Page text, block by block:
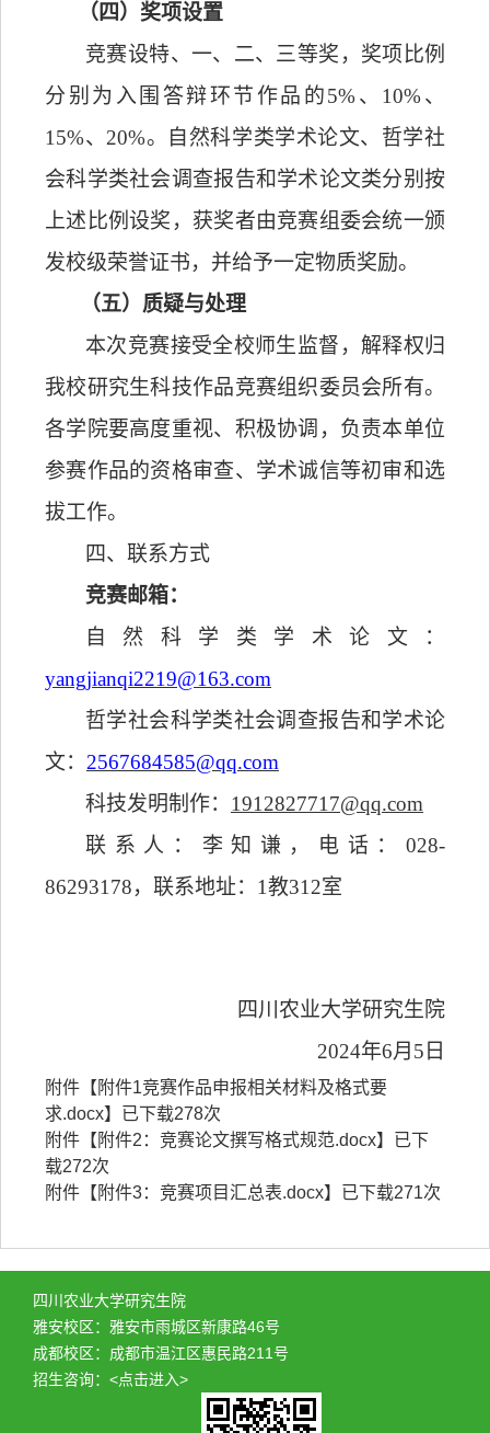
（四）奖项设置
竞赛设特、一、二、三等奖，奖项比例
分别为入围答辩环节作品的5%、10%、
15%、20%。自然科学类学术论文、哲学社
会科学类社会调查报告和学术论文类分别按
上述比例设奖，获奖者由竞赛组委会统一颁
发校级荣誉证书，并给予一定物质奖励。
（五）质疑与处理
本次竞赛接受全校师生监督，解释权归
我校研究生科技作品竞赛组织委员会所有。
各学院要高度重视、积极协调，负责本单位
参赛作品的资格审查、学术诚信等初审和选
拔工作。
四、联系方式
竞赛邮箱：
自然科学类学术论文：
yangjianqi2219@163.com
哲学社会科学类社会调查报告和学术论
文： 2567684585@qq.com
科技发明制作： 1912827717@qq.com
联系人：李知谦，电话： 028-
86293178， 联系地址： 1教312室
四川农业大学研究生院
2024年6月 5 日
附件【 附件1竞赛作品申报相关材料及格式要
求.docx】已下载278次
附件【 附件2：竞赛论文撰写格式规范.docx】已下
载272次
附件【 附件3：竞赛项目汇总表.docx】已下载271次
四川农业大学研究生院
雅安校区：雅安市雨城区新康路46号
成都校区：成都市温江区惠民路211号
招生咨询： <点击进入>